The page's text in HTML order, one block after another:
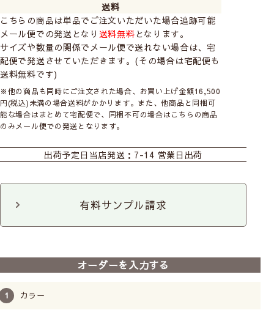
送料
こちらの商品は単品でご注文いただいた場合追跡可能
メール便での発送となり 送料無料となります。
サイズや数量の関係でメール便で送れない場合は、宅
配便で発送させていただきます。(その場合は宅配便も
送料無料です)
※他の商品も同時にご注文された場合、お買い上げ金額16,500
円(税込)未満の場合送料がかかります。また、他商品と同梱可
能な場合はまとめて宅配便で、同梱不可の場合はこちらの商品
のみメール便での発送となります。
シェード幕体 ロールスクリーン カフェ
のれん マルチクロス ファブリックパネル
クッションカバー エプロン キッチンタオル
出荷予定日 当店発送：7-14 営業日出荷
有料サンプル請求
オーダーを入力する
カラー